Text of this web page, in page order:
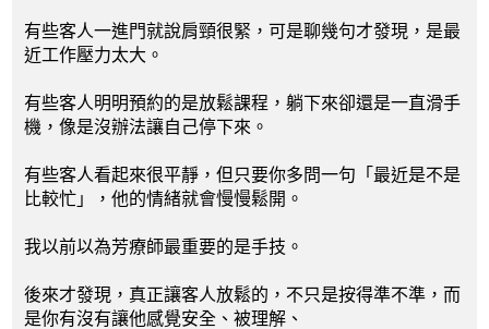
有些客人一進門就說肩頸很緊，可是聊幾句才發現，是最
近工作壓力太大。
有些客人明明預約的是放鬆課程，躺下來卻還是一直滑手
機，像是沒辦法讓自己停下來。
有些客人看起來很平靜，但只要你多問一句「最近是不是
比較忙」，他的情緒就會慢慢鬆開。
我以前以為芳療師最重要的是手技。
後來才發現，真正讓客人放鬆的，不只是按得準不準，而
是你有沒有讓他感覺安全、被理解、